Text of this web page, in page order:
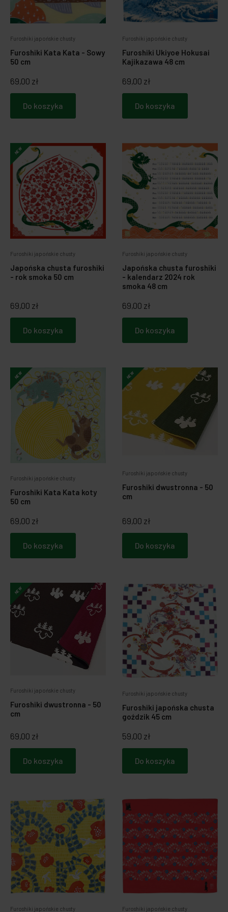
Furoshiki japońskie chusty
Furoshiki Kata Kata - Sowy
50 cm
69,00 zł
Do koszyka
Furoshiki japońskie chusty
Furoshiki Ukiyoe Hokusai
Kajikazawa 48 cm
69,00 zł
Do koszyka
Furoshiki japońskie chusty
Japońska chusta furoshiki
- rok smoka 50 cm
69,00 zł
Do koszyka
NEW
Furoshiki japońskie chusty
Japońska chusta furoshiki
- kalendarz 2024 rok
smoka 48 cm
69,00 zł
Do koszyka
Furoshiki japońskie chusty
Furoshiki Kata Kata koty
50 cm
69,00 zł
Do koszyka
NEW
Furoshiki japońskie chusty
Furoshiki dwustronna - 50
cm
69,00 zł
Do koszyka
NEW
Furoshiki japońskie chusty
Furoshiki dwustronna - 50
cm
69,00 zł
Do koszyka
NEW
Furoshiki japońskie chusty
Furoshiki japońska chusta
goździk 45 cm
59,00 zł
Do koszyka
Furoshiki japońskie chusty Furoshiki japońskie chusty
Zabawki dla psa
Breloczki, zawieszki, magnesy
Japońska papeteria
Notatniki i notesy
Dookoła świata